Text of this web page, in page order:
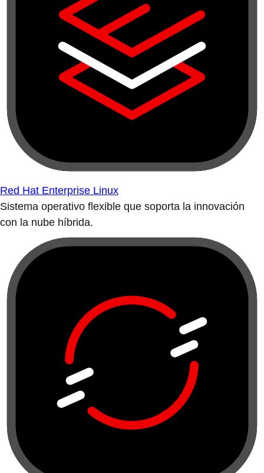
Red Hat Enterprise Linux
Sistema operativo flexible que soporta la innovación
con la nube híbrida.